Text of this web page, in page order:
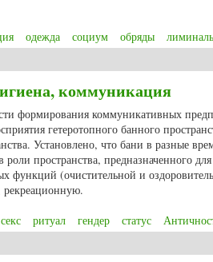
одежда социум обряды
коммуникация
формирования коммуникативных
гетеротопного банного
Установлено, что бани в разные
пространства, предназначенного
(очистительной и
секс ритуал гендер статус